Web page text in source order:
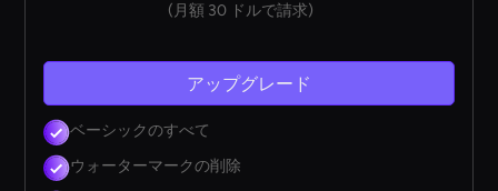
(月額 30 ドルで請求)
アップグレード
ベーシックのすべて
ウォーターマークの削除